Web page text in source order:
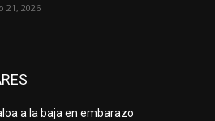
21, 2026
a la baja en embarazo